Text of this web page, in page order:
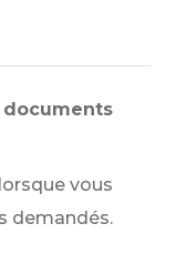
vous
demandés.